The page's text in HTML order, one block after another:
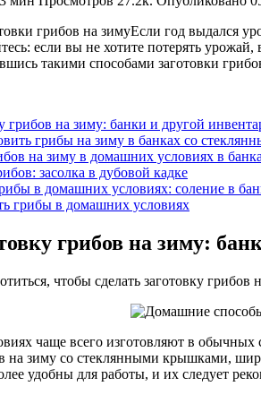
Если год выдался
если вы не хотите потерять
такими способами заготовки
грибов на зиму: банки и другой
грибы на зиму в банках со
на зиму в домашних условиях в
засолка в дубовой кадке
в домашних условиях: соление в
грибы в домашних условиях
грибов на зиму:
чтобы сделать заготовку
чаще всего изготовляют в
на зиму со стеклянными крышками,
удобны для работы, и их следует